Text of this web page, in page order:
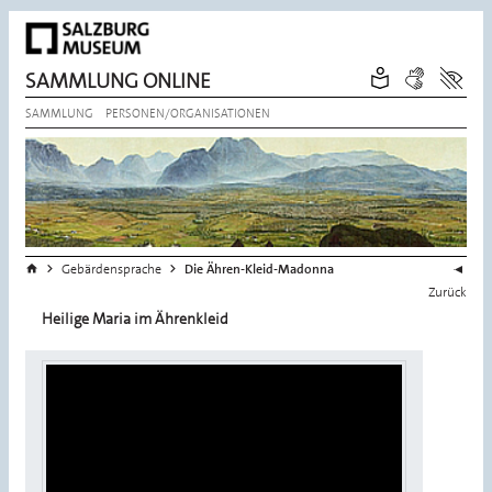
SAMMLUNG ONLINE
SAMMLUNG PERSONEN/ORGANISATIONEN
Zurück
Sie befinden sich hier:
Startseite
>Gebärdensprache >Die Ähren-Kleid-Madonna
Heilige Maria im Ährenkleid